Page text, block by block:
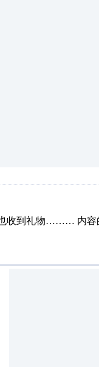
也收到礼物……… 内容